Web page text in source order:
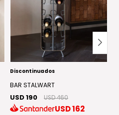
Discontinuados
BAR STALWART
USD 190 USD 460
USD162